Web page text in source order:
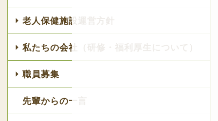
老人保健施設運営方針
私たちの会社（研修・福利厚生について）
職員募集
先輩からの一言